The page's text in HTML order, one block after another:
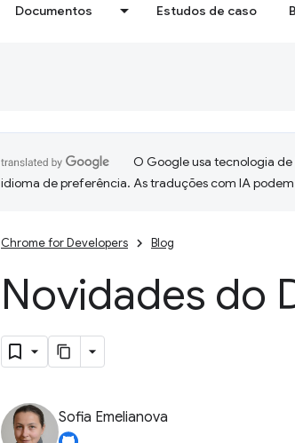
Documentos Estudos de caso
O Google usa tecnologia
idioma de preferência. As traduções com IA
Chrome for Developers Blog
Novidades do
Sofia Emelianova